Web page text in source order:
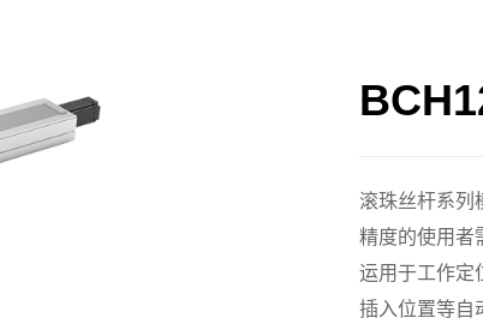
滚珠丝杆系列
精度的使用者
运用于工作定
插入位置等自